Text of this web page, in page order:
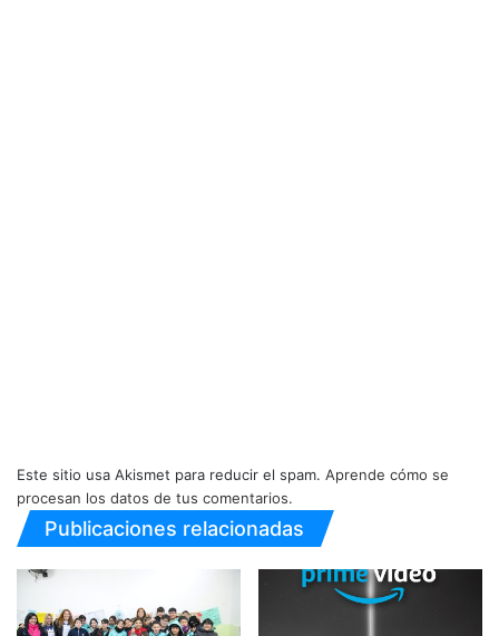
Este sitio usa Akismet para reducir el spam. Aprende cómo se
procesan los datos de tus comentarios.
Publicaciones relacionadas